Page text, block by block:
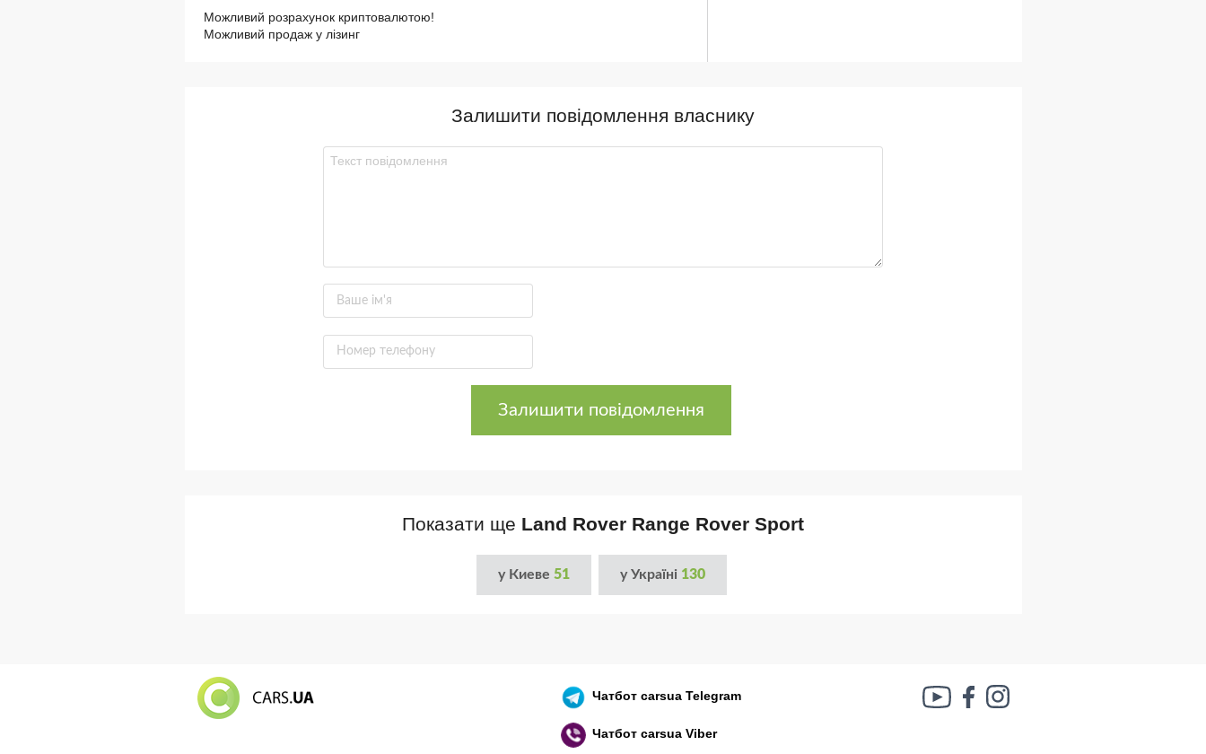
Можливий розрахунок криптовалютою!
Можливий продаж у лізинг
Залишити повідомлення власнику
Залишити повідомлення
Показати ще Land Rover Range Rover Sport
у Киеве 51 у Україні 130
Чатботcarsua Telegram
Чатботcarsua Viber